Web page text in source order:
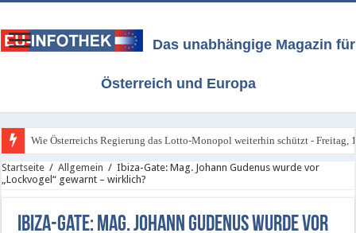
Das unabhängige Magazin für
Österreich und Europa
Wie Österreichs Regierung das Lotto-Monopol weiterhin schützt - Freitag,
Startseite / Allgemein / Ibiza-Gate: Mag. Johann Gudenus wurde vor
„Lockvogel“ gewarnt – wirklich?
Ibiza-Gate: Mag. Johann Gudenus wurde vor